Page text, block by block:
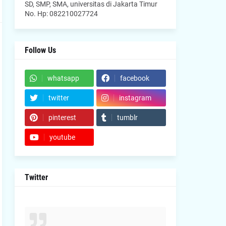
SD, SMP, SMA, universitas di Jakarta Timur
No. Hp: 082210027724
Follow Us
whatsapp facebook
twitter instagram
pinterest tumblr
youtube
Twitter